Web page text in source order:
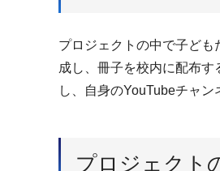
プロジェクトの中で子ど
成し、冊子を校内に配布
し、自身のYouTubeチャン
プロジェクト